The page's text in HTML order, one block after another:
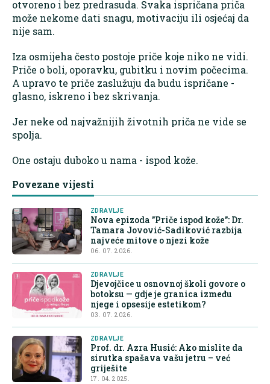
otvoreno i bez predrasuda. Svaka ispričana priča
može nekome dati snagu, motivaciju ili osjećaj da
nije sam.
Iza osmijeha često postoje priče koje niko ne vidi.
Priče o boli, oporavku, gubitku i novim počecima.
A upravo te priče zaslužuju da budu ispričane -
glasno, iskreno i bez skrivanja.
Jer neke od najvažnijih životnih priča ne vide se
spolja.
One ostaju duboko u nama - ispod kože.
Povezane vijesti
ZDRAVLJE
Nova epizoda "Priče ispod kože": Dr.
Tamara Jovović-Sadiković razbija
najveće mitove o njezi kože
06. 07. 2026.
ZDRAVLJE
Djevojčice u osnovnoj školi govore o
botoksu — gdje je granica između
njege i opsesije estetikom?
03. 07. 2026.
ZDRAVLJE
Prof. dr. Azra Husić: Ako mislite da
sirutka spašava vašu jetru – već
griješite
17. 04. 2025.